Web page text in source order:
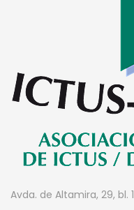
Avda. de Altamira, 29, bl.